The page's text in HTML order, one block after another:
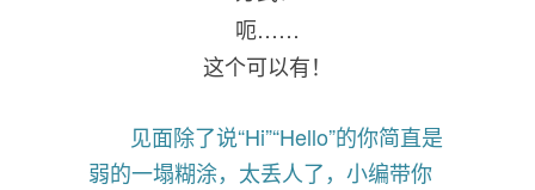
呃……
这个可以有！
见面除了说“Hi”“Hello”的你简直是
弱的一塌糊涂，太丢人了，小编带你